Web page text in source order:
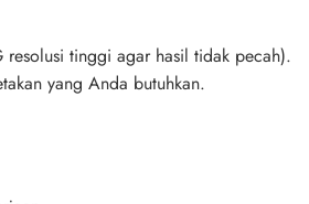
resolusi tinggi agar hasil tidak pecah).
yang Anda butuhkan.